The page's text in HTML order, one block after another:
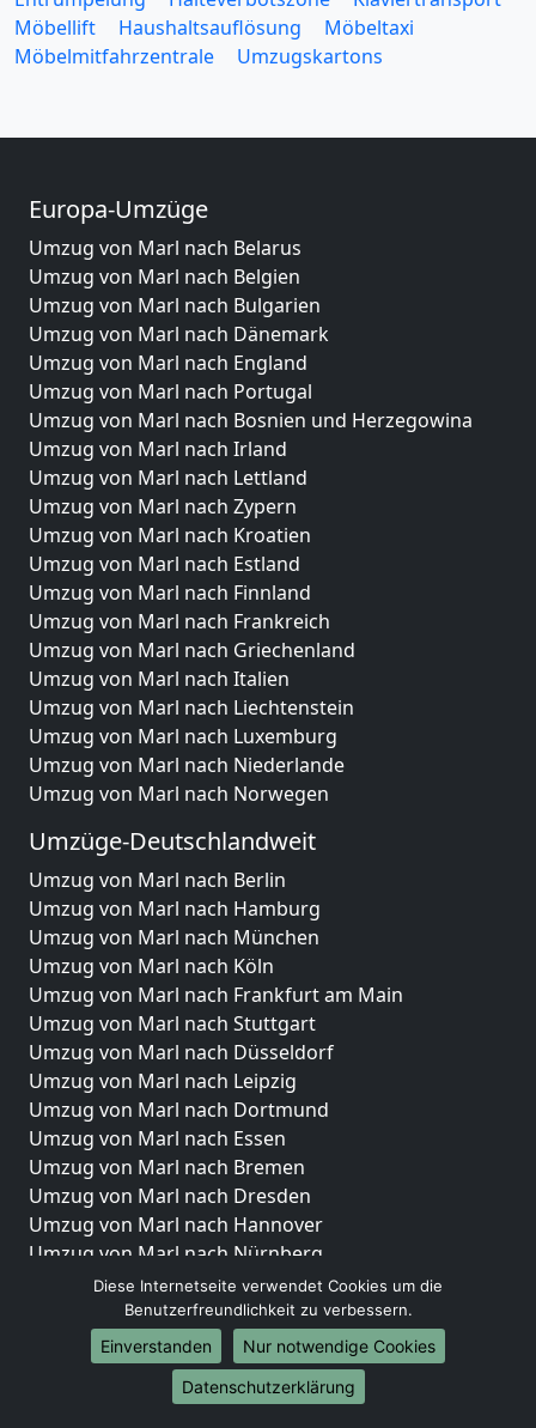
Möbellift
Haushaltsauflösung
Möbeltaxi
Möbelmitfahrzentrale
Umzugskartons
Europa-Umzüge
Umzug von Marl nach Belarus
Umzug von Marl nach Belgien
Umzug von Marl nach Bulgarien
Umzug von Marl nach Dänemark
Umzug von Marl nach England
Umzug von Marl nach Portugal
Umzug von Marl nach Bosnien und Herzegowina
Umzug von Marl nach Irland
Umzug von Marl nach Lettland
Umzug von Marl nach Zypern
Umzug von Marl nach Kroatien
Umzug von Marl nach Estland
Umzug von Marl nach Finnland
Umzug von Marl nach Frankreich
Umzug von Marl nach Griechenland
Umzug von Marl nach Italien
Umzug von Marl nach Liechtenstein
Umzug von Marl nach Luxemburg
Umzug von Marl nach Niederlande
Umzug von Marl nach Norwegen
Umzüge-Deutschlandweit
Umzug von Marl nach Berlin
Umzug von Marl nach Hamburg
Umzug von Marl nach München
Umzug von Marl nach Köln
Umzug von Marl nach Frankfurt am Main
Umzug von Marl nach Stuttgart
Umzug von Marl nach Düsseldorf
Umzug von Marl nach Leipzig
Umzug von Marl nach Dortmund
Umzug von Marl nach Essen
Umzug von Marl nach Bremen
Umzug von Marl nach Dresden
Umzug von Marl nach Hannover
Umzug von Marl nach Nürnberg
Umzug von Marl nach Duisburg
Umzug von Marl nach Bochum
Umzug von Marl nach Wuppertal
Umzug von Marl nach Bielefeld
Umzug von Marl nach Bonn
Diese Internetseite verwendet Cookies um die
Benutzerfreundlichkeit zu verbessern.
Einverstanden
Nur notwendige Cookies
Datenschutzerklärung